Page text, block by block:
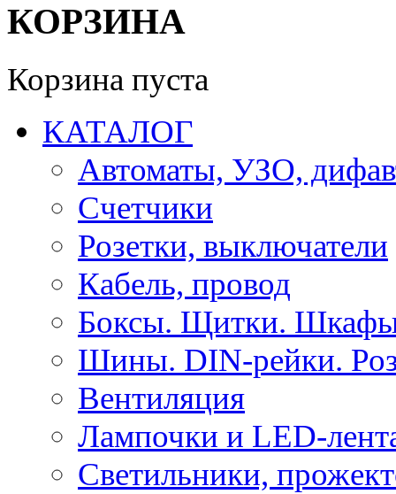
КОРЗИНА
Корзина пуста
КАТАЛОГ
Автоматы, УЗО,
Счетчики
Розетки, выключатели
Кабель, провод
Боксы. Щитки.
Шины. DIN-рейки.
Вентиляция
Лампочки и LED-
Светильники,